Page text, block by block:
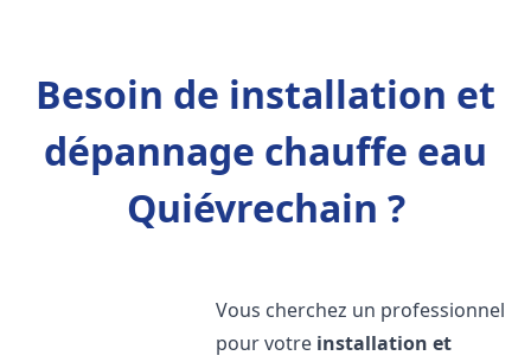
Besoin de installation et
dépannage chauffe eau
Quiévrechain ?
Vous cherchez un professionnel
pour votre installation et